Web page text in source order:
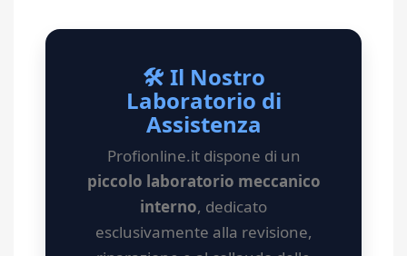
🛠️ Il Nostro
Laboratorio di
Assistenza
Profionline.it dispone di un
piccolo laboratorio meccanico
interno, dedicato
esclusivamente alla revisione,